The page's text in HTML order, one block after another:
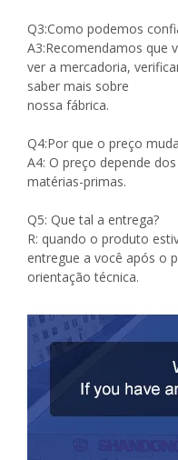
Q3:Como podemos
A3:Recomendamos que
ver a mercadoria,
saber mais sobre
nossa fábrica.
Q4:Por que o preço
A4: O preço depende
matérias-primas.
Q5: Que tal a entrega?
R: quando o produto
entregue a você após o
orientação técnica.